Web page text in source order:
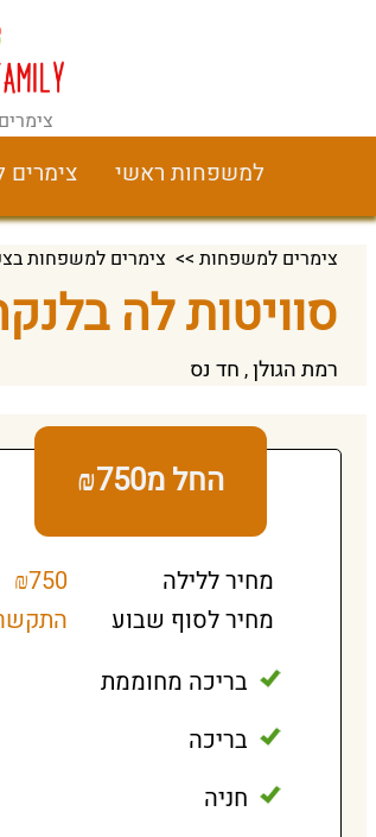
למשפחות ראשי
צימרים למשפחות >> צימרים למשפחות
סוויטות לה
רמת הגולן, חד נס
החל מ₪750
מחיר ללילה
₪750
מחיר לסוף שבוע
בריכה מחוממת
בריכה
חניה